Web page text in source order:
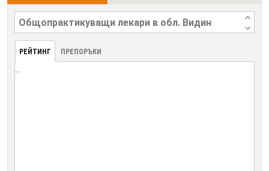
РЕЙТИНГ ПРЕПОРЪКИ
...